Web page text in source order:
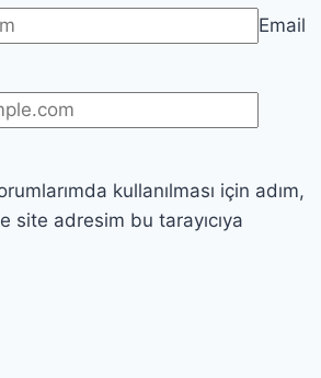
Email
kullanılması için adım,
site adresim bu tarayıcıya